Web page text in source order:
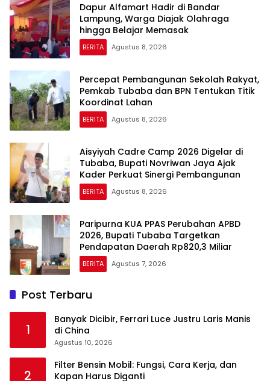
Dapur Alfamart Hadir di Bandar
Lampung, Warga Diajak Olahraga
hingga Belajar Memasak
BERITA Agustus 8, 2026
Percepat Pembangunan Sekolah Rakyat,
Pemkab Tubaba dan BPN Tentukan Titik
Koordinat Lahan
BERITA Agustus 8, 2026
Aisyiyah Cadre Camp 2026 Digelar di
Tubaba, Bupati Novriwan Jaya Ajak
Kader Perkuat Sinergi Pembangunan
BERITA Agustus 8, 2026
Paripurna KUA PPAS Perubahan APBD
2026, Bupati Tubaba Targetkan
Pendapatan Daerah Rp820,3 Miliar
BERITA Agustus 7, 2026
Post Terbaru
1
Banyak Dicibir, Ferrari Luce Justru Laris Manis
di China
Agustus 10, 2026
2
Filter Bensin Mobil: Fungsi, Cara Kerja, dan
Kapan Harus Diganti